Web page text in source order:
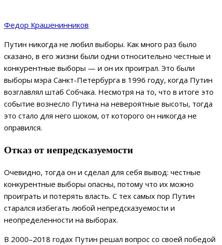
Федор Крашенинников
Путин никогда не любил выборы. Как много раз было
сказано, в его жизни были одни относительно честные и
конкурентные выборы — и он их проиграл. Это были
выборы мэра Санкт-Петербурга в 1996 году, когда Путин
возглавлял штаб Собчака. Несмотря на то, что в итоге это
событие вознесло Путина на невероятные высоты, тогда
это стало для него шоком, от которого он никогда не
оправился.
Отказ от непредсказуемости
Очевидно, тогда он и сделал для себя вывод: честные
конкурентные выборы опасны, потому что их можно
проиграть и потерять власть. С тех самых пор Путин
старался избегать любой непредсказуемости и
неопределенности на выборах.
В 2000–2018 годах Путин решал вопрос со своей победой